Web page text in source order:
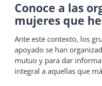
Conoce a las
mujeres que
Ante este contexto, los
apoyado se han
mutuo y para dar
integral a aquellas que